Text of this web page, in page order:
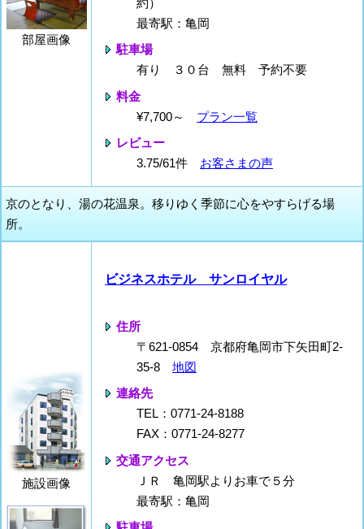
部屋画像
最寄駅：亀岡
駐車場
有り ３０台 無料 予約不要
料金
¥7,700～ プラン一覧
レビュー
3.75/61件 お客さまの声
京のとなり、湯の花温泉。移りゆく季節に心をやすらげる場
所。
施設画像
ビジネスホテル サンロイヤル
住所
〒621-0854 京都府亀岡市下矢田町2-
35-8 地図
連絡先
TEL：0771-24-8188
FAX：0771-24-8277
交通アクセス
ＪＲ 亀岡駅よりお車で５分
最寄駅：亀岡